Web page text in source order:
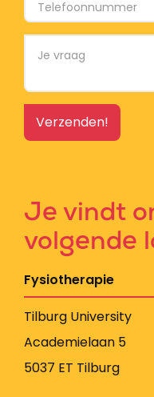
Je vindt
volgende
Fysiotherapie
Tilburg University
Academielaan 5
5037 ET Tilburg